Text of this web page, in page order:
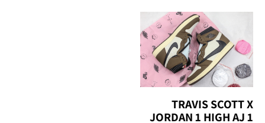
TRAVIS SCOTT X
JORDAN 1 HIGH AJ 1